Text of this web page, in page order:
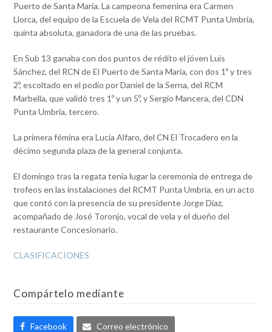
Puerto de Santa María. La campeona femenina era Carmen
Llorca, del equipo de la Escuela de Vela del RCMT Punta Umbría,
quinta absoluta, ganadora de una de las pruebas.
En Sub 13 ganaba con dos puntos de rédito el jóven Luis
Sánchez, del RCN de El Puerto de Santa María, con dos 1º y tres
2º, escoltado en el podio por Daniel de la Serna, del RCM
Marbella, que validó tres 1º y un 5º, y Sergio Mancera, del CDN
Punta Umbría, tercero.
La primera fémina era Lucía Alfaro, del CN El Trocadero en la
décimo segunda plaza de la general conjunta.
El domingo tras la regata tenía lugar la ceremonia de entrega de
trofeos en las instalaciones del RCMT Punta Umbría, en un acto
que contó con la presencia de su presidente Jorge Díaz,
acompañado de José Toronjo, vocal de vela y el dueño del
restaurante Concesionario.
CLASIFICACIONES
Compártelo mediante
Facebook Correo electrónico